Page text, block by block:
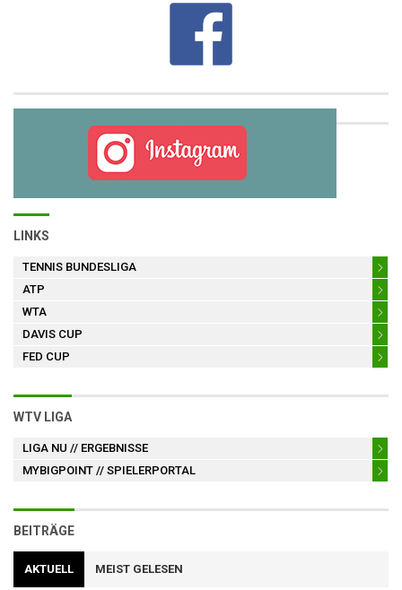
LINKS
TENNIS BUNDESLIGA
ATP
WTA
DAVIS CUP
FED CUP
WTV LIGA
LIGA NU // ERGEBNISSE
MYBIGPOINT // SPIELERPORTAL
BEITRÄGE
AKTUELL MEIST GELESEN